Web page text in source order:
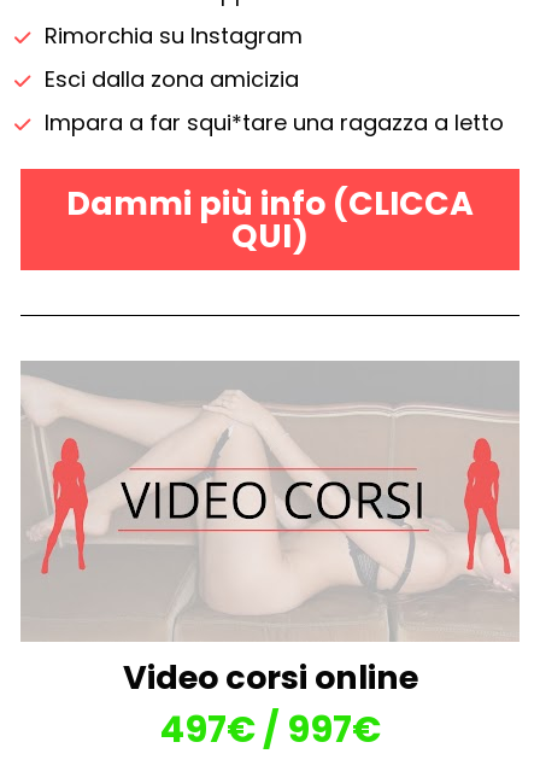
Rimorchia su Instagram
Esci dalla zona amicizia
Impara a far squi*tare una ragazza a letto
Dammi più info (CLICCA
QUI)
Video corsi online
497€ / 997€